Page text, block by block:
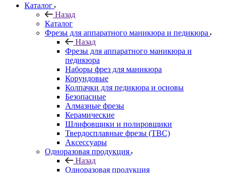
Каталог
Назад
Каталог
Фрезы для аппаратного маникюра и педикюра
Назад
Фрезы для аппаратного маникюра и
педикюра
Наборы фрез для маникюра
Корундовые
Колпачки для педикюра и основы
Безопасные
Алмазные фрезы
Керамические
Шлифовщики и полировщики
Твердосплавные фрезы (ТВС)
Аксессуары
Одноразовая продукция
Назад
Одноразовая продукция